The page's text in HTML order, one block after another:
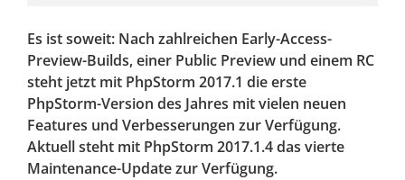
Es ist soweit: Nach zahlreichen Early-Access-
Preview-Builds, einer Public Preview und einem RC
steht jetzt mit PhpStorm 2017.1 die erste
PhpStorm-Version des Jahres mit vielen neuen
Features und Verbesserungen zur Verfügung.
Aktuell steht mit PhpStorm 2017.1.4 das vierte
Maintenance-Update zur Verfügung.